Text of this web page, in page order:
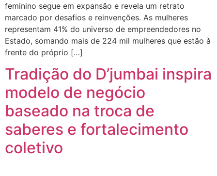
feminino segue em expansão e revela um retrato
marcado por desafios e reinvenções. As mulheres
representam 41% do universo de empreendedores no
Estado, somando mais de 224 mil mulheres que estão à
frente do próprio […]
Tradição do D’jumbai inspira
modelo de negócio
baseado na troca de
saberes e fortalecimento
coletivo